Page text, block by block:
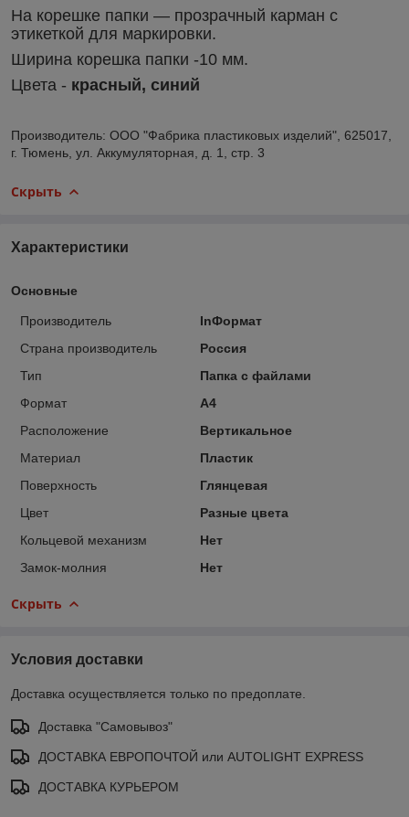
На корешке папки — прозрачный карман с
этикеткой для маркировки.
Ширина корешка папки -10 мм.
Цвета - красный, синий
Производитель: ООО "Фабрика пластиковых изделий", 625017,
г. Тюмень, ул. Аккумуляторная, д. 1, стр. 3
Скрыть
Характеристики
Основные
Производитель
InФормат
Страна производитель
Россия
Тип
Папка с файлами
Формат
A4
Расположение
Вертикальное
Материал
Пластик
Поверхность
Глянцевая
Цвет
Разные цвета
Кольцевой механизм
Нет
Замок-молния
Нет
Скрыть
Условия доставки
Доставка осуществляется только по предоплате.
Доставка "Самовывоз"
ДОСТАВКА ЕВРОПОЧТОЙ или AUTOLIGHT EXPRESS
ДОСТАВКА КУРЬЕРОМ